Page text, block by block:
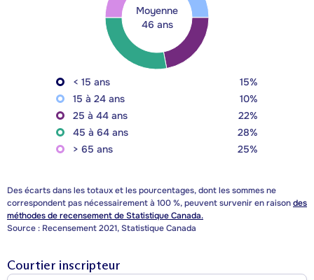
Moyenne
46 ans
< 15 ans
15%
15 à 24 ans
10%
25 à 44 ans
22%
45 à 64 ans
28%
> 65 ans
25%
Des écarts dans les totaux et les pourcentages, dont les sommes ne
correspondent pas nécessairement à 100 %, peuvent survenir en raisondes
méthodes de recensement de Statistique Canada.
Source : Recensement 2021, Statistique Canada
Courtier inscripteur